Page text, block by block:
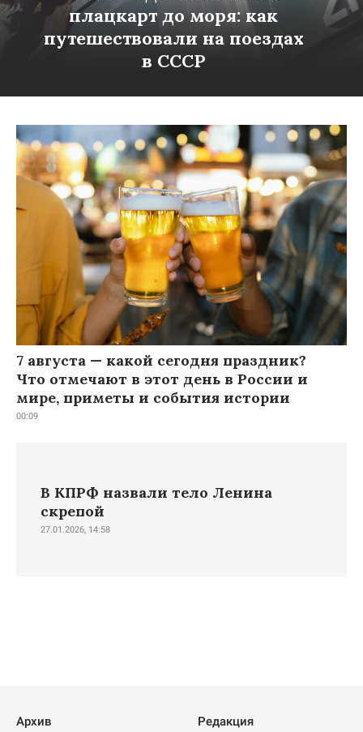
плацкарт до моря: как
путешествовали на поездах
в СССР
7 августа — какой сегодня праздник?
Что отмечают в этот день в России и
мире, приметы и события истории
00:09
В КПРФ назвали тело Ленина
скрепой
27.01.2026, 14:58
Архив
Редакция